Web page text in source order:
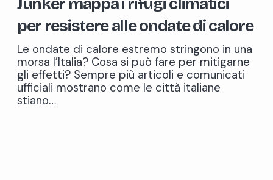
Junker mappa i rifugi climatici
per resistere alle ondate di calore
Le ondate di calore estremo stringono in una
morsa l’Italia? Cosa si può fare per mitigarne
gli effetti? Sempre più articoli e comunicati
ufficiali mostrano come le città italiane
stiano…